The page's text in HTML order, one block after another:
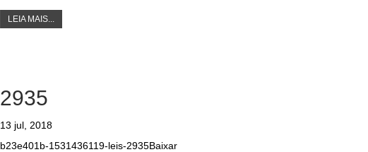
LEIA MAIS...
2935
13 jul, 2018
b23e401b-1531436119-leis-2935Baixar